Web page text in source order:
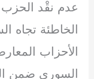
عدم نقْد الحزب
الخاطئة تجاه
الأحزاب
السوري ضمن